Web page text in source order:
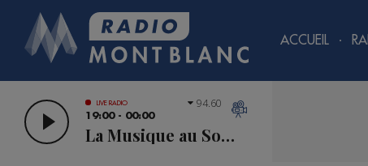
ACCUEIL
LIVE RADIO
19:00 - 00:00
La Musique au Sommet
94.60